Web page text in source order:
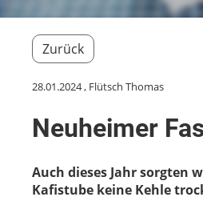
Zurück
28.01.2024, Flütsch Thomas
Neuheimer
Auch dieses Jahr sorgten
Kafistube keine Kehle